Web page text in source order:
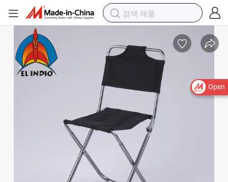
Open